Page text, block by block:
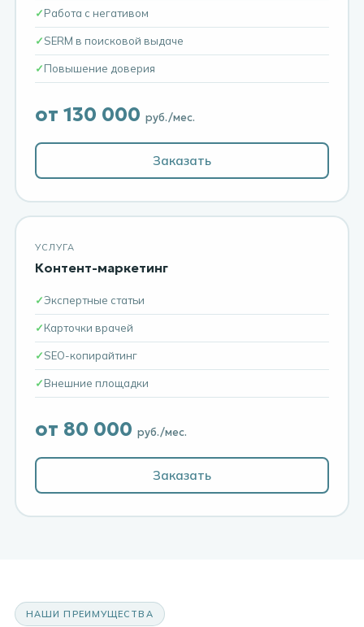
Работа с негативом
SERM в поисковой выдаче
Повышение доверия
от 130 000руб./мес.
Заказать
УСЛУГА
Контент-маркетинг
Экспертные статьи
Карточки врачей
SEO-копирайтинг
Внешние площадки
от 80 000руб./мес.
Заказать
НАШИ ПРЕИМУЩЕСТВА